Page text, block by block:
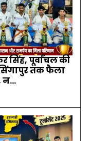
सिंह, पूर्वांचल की
तक फैला
न...